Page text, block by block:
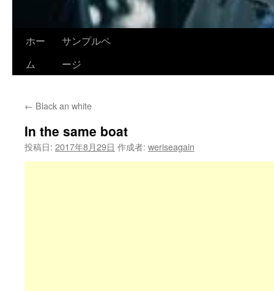
ホー
ム
サンプルペ
ージ
← Black an white
In the same boat
投稿日: 2017年8月29日 作成者: weriseagain